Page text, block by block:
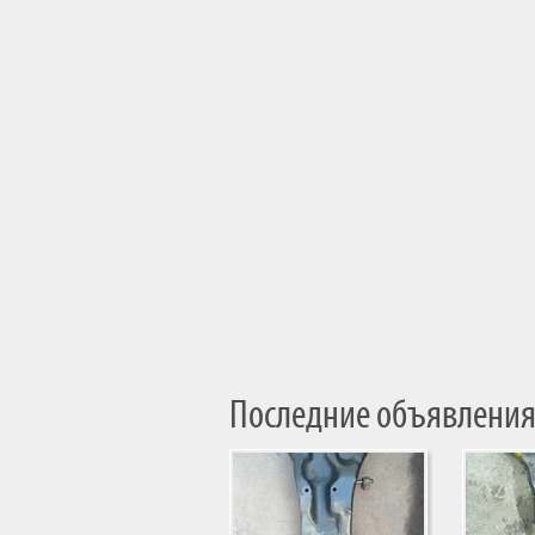
Последние